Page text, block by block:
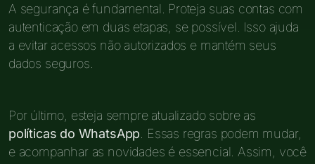
A segurança é fundamental. Proteja suas contas com
autenticação em duas etapas, se possível. Isso ajuda
a evitar acessos não autorizados e mantém seus
dados seguros.
Por último, esteja sempre atualizado sobre as
políticas do WhatsApp . Essas regras podem mudar,
e acompanhar as novidades é essencial. Assim, você